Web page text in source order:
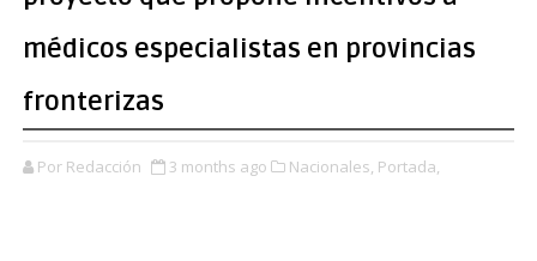
médicos especialistas en provincias
fronterizas
Por Redacción 3 months ago Nacionales, Portada,